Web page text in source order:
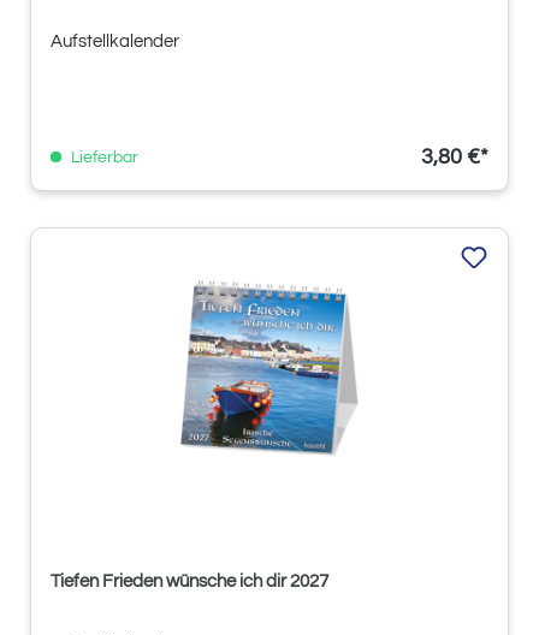
Aufstellkalender
Lieferbar 3,80 €*
Tiefen Frieden wünsche ich dir 2027